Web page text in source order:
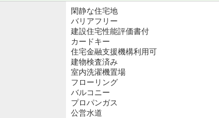
閑静な住宅地
バリアフリー
建設住宅性能評価書付
カードキー
住宅金融支援機構利用可
建物検査済み
室内洗濯機置場
フローリング
バルコニー
プロパンガス
公営水道